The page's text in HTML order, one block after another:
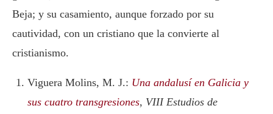
Beja; y su casamiento, aunque forzado por su
cautividad, con un cristiano que la convierte al
cristianismo.
Viguera Molins, M. J.: Una andalusí en Galicia y
sus cuatro transgresiones, VIII Estudios de